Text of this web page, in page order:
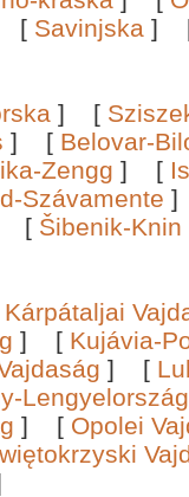
[ Savinjska ]
] [
] [ Belovar-
Zengg ] [
Szávamente
[ Šibenik-Knin
Kárpátaljai
] [ Kujávia-
] [
] [ Opolei